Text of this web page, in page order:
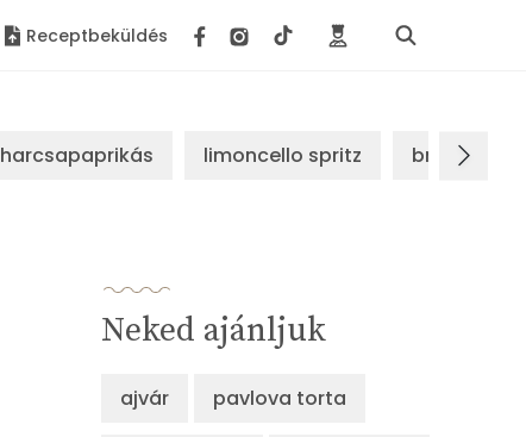
Receptbeküldés
harcsapaprikás limoncello spritz brassói
Neked ajánljuk
ajvár pavlova torta